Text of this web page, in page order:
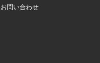
お問い合わせ